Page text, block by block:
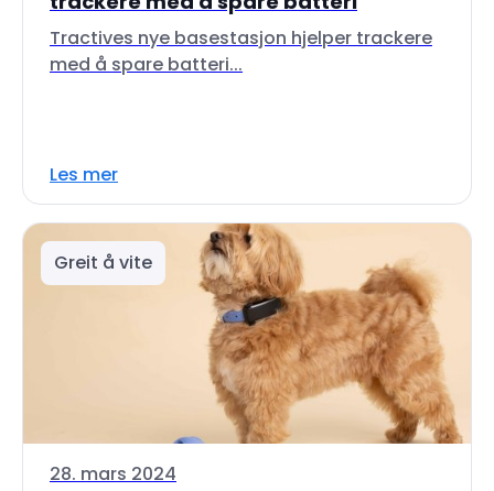
Tractives nye basestasjon hjelper trackere
med å spare batteri...
Les mer
Greit å vite
28. mars 2024